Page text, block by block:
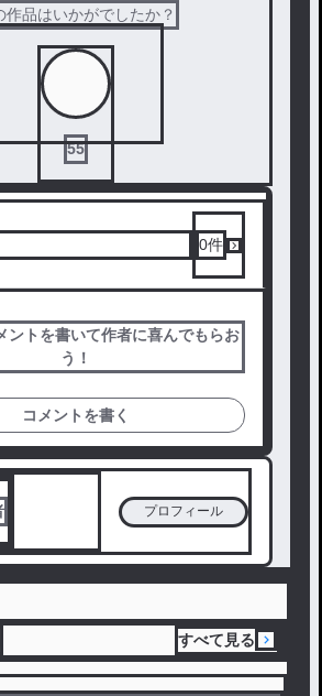
作品はいかがでしたか？
55
0件
ントを書いて作者に喜んでもらお
う！
コメントを書く
プロフィール
すべて見る